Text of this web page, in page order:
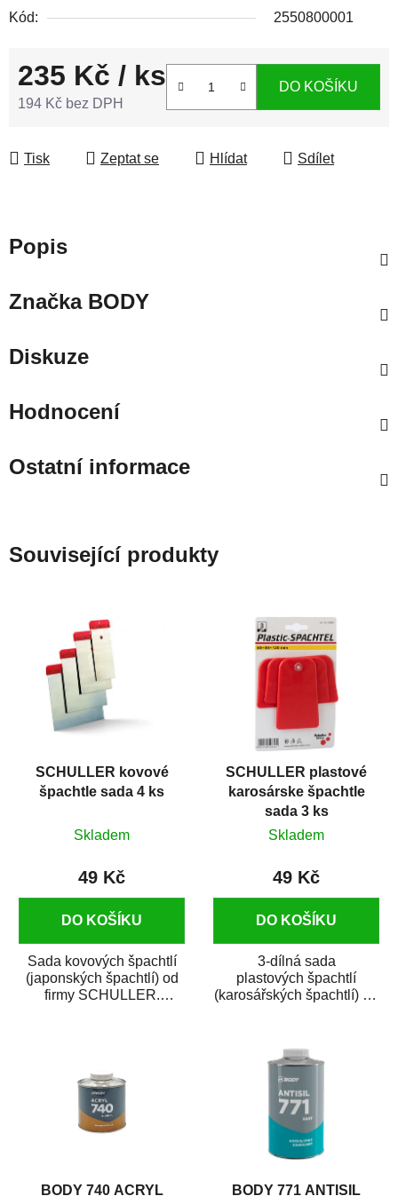
Kód:
2550800001
235 Kč / ks
194 Kč bez DPH
DO KOŠÍKU
Tisk Zeptat se Hlídat Sdílet
Popis
ZnačkaBODY
Diskuze
Hodnocení
Ostatní informace
Související produkty
SCHULLER kovové
špachtle sada 4 ks
Skladem
49 Kč
DO KOŠÍKU
Sada kovových špachtlí
(japonských špachtlí) od
firmy SCHULLER.
SCHULLER plastové
karosárske špachtle
sada 3 ks
Skladem
49 Kč
DO KOŠÍKU
3-dílná sada
plastových špachtlí
(karosářských špachtlí) od
BODY 740 ACRYL BODY 771 ANTISIL